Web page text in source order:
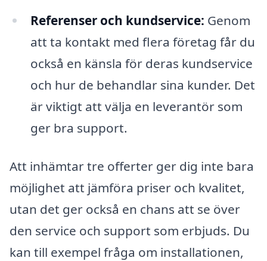
Referenser och kundservice: Genom
att ta kontakt med flera företag får du
också en känsla för deras kundservice
och hur de behandlar sina kunder. Det
är viktigt att välja en leverantör som
ger bra support.
Att inhämtar tre offerter ger dig inte bara
möjlighet att jämföra priser och kvalitet,
utan det ger också en chans att se över
den service och support som erbjuds. Du
kan till exempel fråga om installationen,